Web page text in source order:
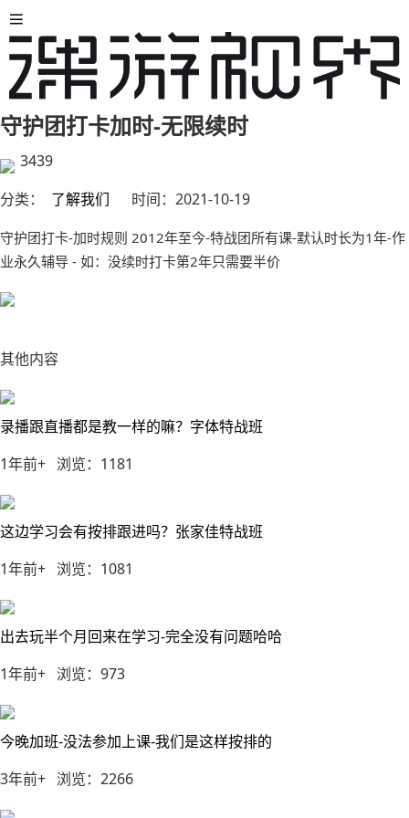
守护团打卡加时-无限续时
3439
分类： 了解我们 时间： 2021-10-19
守护团打卡-加时规则 2012年至今-特战团所有课-默认时长为1年-作
业永久辅导 - 如：没续时打卡第2年只需要半价
其他内容
录播跟直播都是教一样的嘛？字体特战班
1年前+ 浏览：1181
这边学习会有按排跟进吗？张家佳特战班
1年前+ 浏览：1081
出去玩半个月回来在学习-完全没有问题哈哈
1年前+ 浏览：973
今晚加班-没法参加上课-我们是这样按排的
3年前+ 浏览：2266